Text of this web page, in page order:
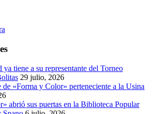
tiene a su representante del Torneo
29 julio, 2026
de «Forma y Color» perteneciente a la Usina
abrió sus puertas en la Biblioteca Popular